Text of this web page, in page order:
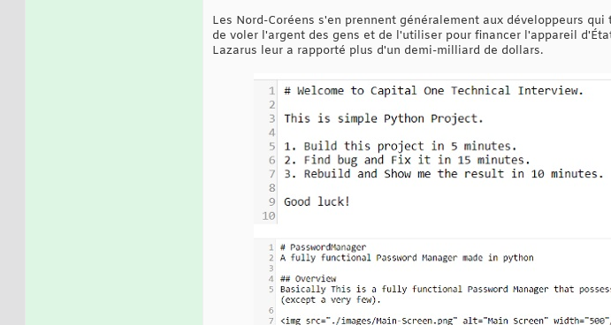
Les Nord-Coréens s'en prennent généralement aux développeurs
de voler l'argent des gens et de l'utiliser pour financer l'appareil
Lazarus leur a rapporté plus d'un demi-milliard de dollars.